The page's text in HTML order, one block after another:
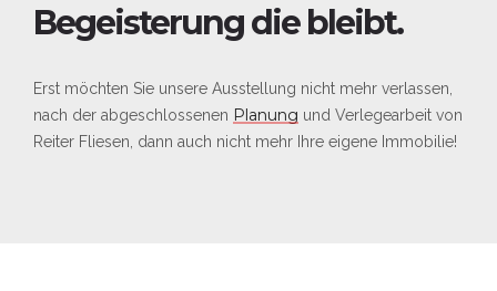
Begeisterung die bleibt.
Erst möchten Sie unsere Ausstellung nicht mehr verlassen,
nach der abgeschlossenen Planung und Verlegearbeit von
Reiter Fliesen, dann auch nicht mehr Ihre eigene Immobilie!